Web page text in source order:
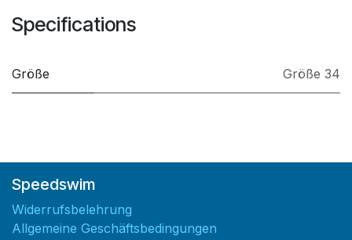
Specifications
Größe Größe 34
Speedswim
Widerrufsbelehrung
Allgemeine Geschäftsbedingungen